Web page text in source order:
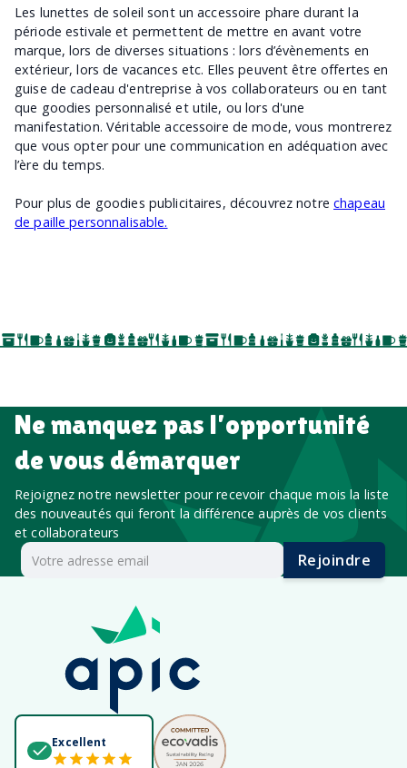
Les lunettes de soleil sont un accessoire phare durant la
période estivale et permettent de mettre en avant votre
marque, lors de diverses situations : lors d’évènements en
extérieur, lors de vacances etc. Elles peuvent être offertes en
guise de cadeau d'entreprise à vos collaborateurs ou en tant
que goodies personnalisé et utile, ou lors d'une
manifestation. Véritable accessoire de mode, vous montrerez
que vous opter pour une communication en adéquation avec
l’ère du temps.
Pour plus de goodies publicitaires, découvrez notrechapeau
de paille personnalisable.
Ne manquez pas l’opportunité
de vous démarquer
Rejoignez notre newsletter pour recevoir chaque mois la liste
des nouveautés qui feront la différence auprès de vos clients
et collaborateurs
Rejoindre
Excellent